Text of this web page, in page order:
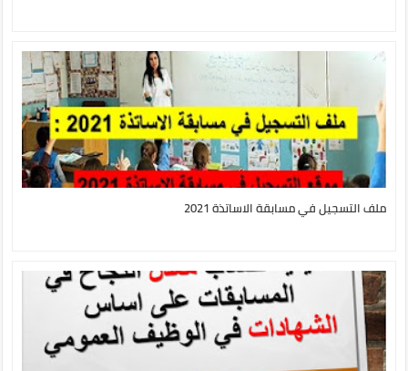
ملف التسجيل في مسابقة الاساتذة 2021